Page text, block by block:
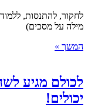
לחקור, להתנסות,
מילה על מסכים)
המשך »
לכולם מגיע
יכולים!